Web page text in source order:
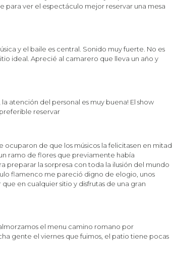
para ver el espectáculo mejor reservar una mesa
y el baile es central. Sonido muy fuerte. No es
ideal. Aprecié al camarero que lleva un año y
atención del personal es muy buena! El show
reservar
ocuparon de que los músicos la felicitasen en mitad
ramo de flores que previamente había
preparar la sorpresa con toda la ilusión del mundo
flamenco me pareció digno de elogio, unos
en cualquier sitio y disfrutas de una gran
el menu camino romano por
gente el viernes que fuimos, el patio tiene pocas